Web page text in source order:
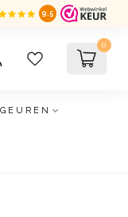
9.5
0
GEUREN